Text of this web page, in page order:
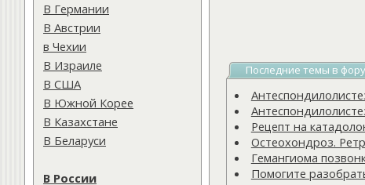
В Германии
В Австрии
в Чехии
В Израиле
В США
В Южной Корее
В Казахстане
В Беларуси
В России
Последние темы в
Рецепт на
Остеохондроз.
Гемангиома
Помогите